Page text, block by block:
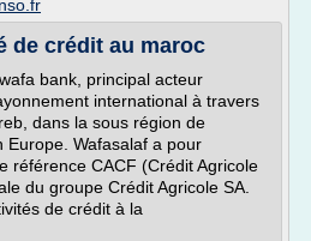
de crédit au maroc
bank, principal acteur
international à travers
dans la sous région de
Europe. Wafasalaf a pour
référence CACF (Crédit Agricole
du groupe Crédit Agricole SA.
de crédit à la